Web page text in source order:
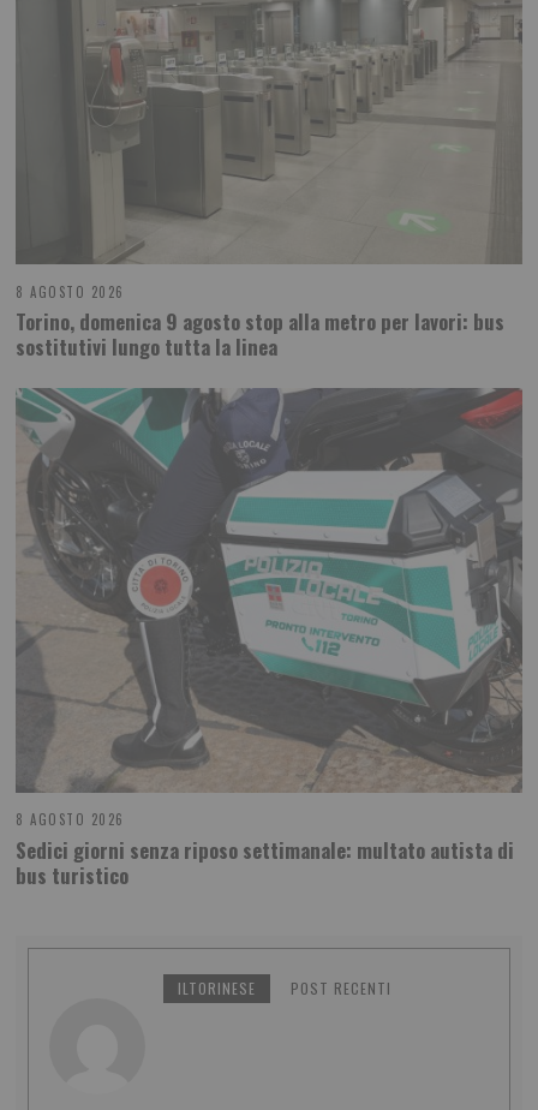
8 AGOSTO 2026
Torino, domenica 9 agosto stop alla metro per lavori: bus
sostitutivi lungo tutta la linea
8 AGOSTO 2026
Sedici giorni senza riposo settimanale: multato autista di
bus turistico
ILTORINESE POST RECENTI